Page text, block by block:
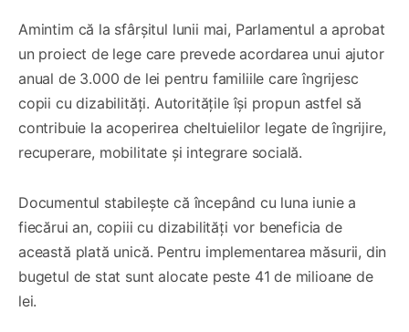
Amintim că la sfârșitul lunii mai, Parlamentul a aprobat
un proiect de lege care prevede acordarea unui ajutor
anual de 3.000 de lei pentru familiile care îngrijesc
copii cu dizabilități. Autoritățile își propun astfel să
contribuie la acoperirea cheltuielilor legate de îngrijire,
recuperare, mobilitate și integrare socială.
Documentul stabilește că începând cu luna iunie a
fiecărui an, copiii cu dizabilități vor beneficia de
această plată unică. Pentru implementarea măsurii, din
bugetul de stat sunt alocate peste 41 de milioane de
lei.